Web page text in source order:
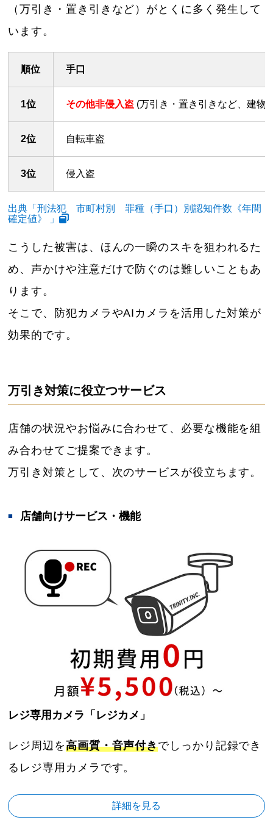
（万引き・置き引きなど）がとくに多く発生して
います。
順位 手口
1位 その他非侵入盗 (万引き・置き引きなど、建物
2位 自転車盗
3位 侵入盗
出典「刑法犯 市町村別 罪種（手口）別認知件数《年間
確定値》 」
こうした被害は、ほんの一瞬のスキを狙われるた
め、声かけや注意だけで防ぐのは難しいこともあ
ります。
そこで、防犯カメラやAIカメラを活用した対策が
効果的です。
万引き対策に役立つサービス
店舗の状況やお悩みに合わせて、必要な機能を組
み合わせてご提案できます。
万引き対策として、次のサービスが役立ちます。
店舗向けサービス・機能
レジ専用カメラ「レジカメ」
レジ周辺を高画質・音声付きでしっかり記録でき
るレジ専用カメラです。
詳細を見る